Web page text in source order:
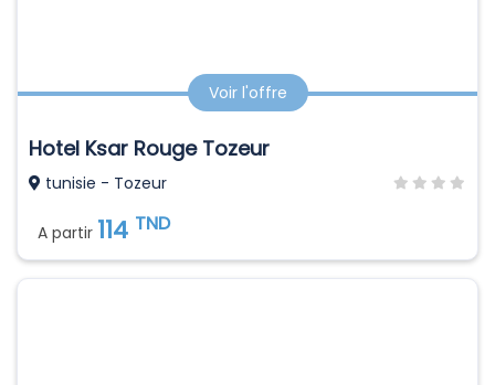
Voir l'offre
Hotel Ksar Rouge Tozeur
tunisie - Tozeur
A partir 114 TND